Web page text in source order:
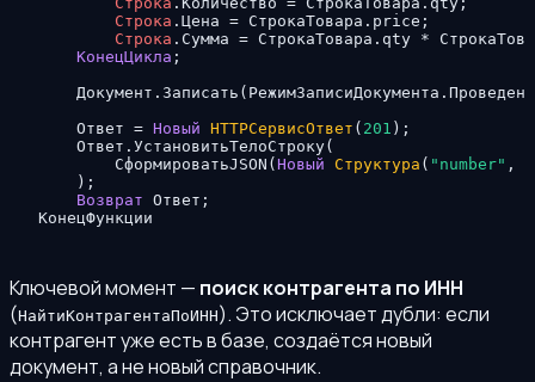
Строка .Цена = СтрокаТовара.price ;
Строка .Сумма = СтрокаТовара.qty *
КонецЦикла ;
    Документ.Записать
( РежимЗаписиДокумента .
    Ответ
= Новый HTTPСервисОтвет ( 201 ) ;
    Ответ.УстановитьТелоСтроку
(
        СформироватьJSON
( Новый Структура ( "number" ,
) ;
Возврат Ответ ;
КонецФункции
Ключевой момент — поиск контрагента по ИНН
(НайтиКонтрагентаПоИНН). Это исключает дубли: если
контрагент уже есть в базе, создаётся новый
документ, а не новый справочник.